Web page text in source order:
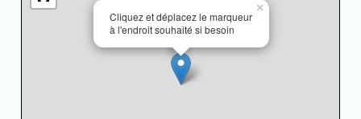
Cliquez et déplacez le marqueur
à l'endroit souhaité si besoin
×